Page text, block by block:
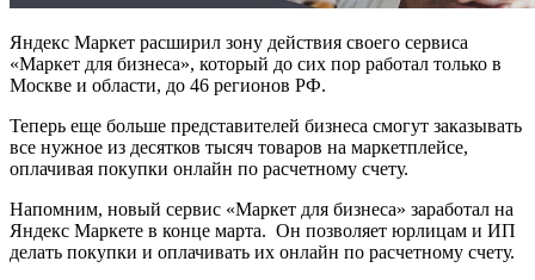
Яндекс Маркет расширил зону действия своего сервиса
«Маркет для бизнеса», который до сих пор работал только в
Москве и области, до 46 регионов РФ.
Теперь еще больше представителей бизнеса смогут заказывать
все нужное из десятков тысяч товаров на маркетплейсе,
оплачивая покупки онлайн по расчетному счету.
Напомним, новый сервис «Маркет для бизнеса» заработал на
Яндекс Маркете в конце марта. Он позволяет юрлицам и ИП
делать покупки и оплачивать их онлайн по расчетному счету.